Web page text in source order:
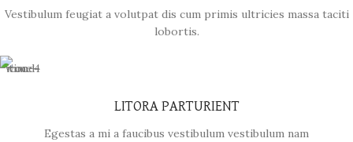
Vestibulum feugiat a volutpat dis cum primis ultricies massa taciti
lobortis.
LITORA PARTURIENT
Egestas a mi a faucibus vestibulum vestibulum nam